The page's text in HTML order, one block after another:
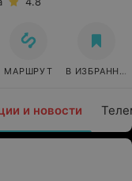
и новости
МАРШРУТ В ИЗБРАННОЕ